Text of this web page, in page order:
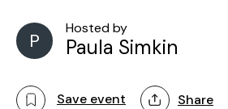
P
Hosted by
Paula Simkin
Save event Share